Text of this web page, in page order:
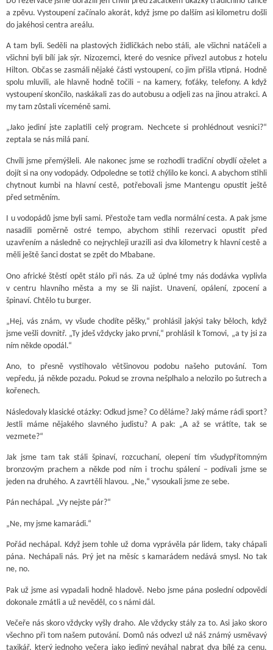
a zpěvu. Vystoupení začínalo akorát, když jsme po dalším asi kilometru došli
do jakéhosi centra areálu.
A tam byli. Seděli na plastových židličkách nebo stáli, ale všichni natáčeli a
všichni byli bílí jak sýr. Nizozemci, které do vesnice přivezl autobus z hotelu
Hilton. Občas se zasmáli nějaké části vystoupení, co jim přišla vtipná. Hodně
spolu mluvili, ale hlavně hodně točili – na kamery, foťáky, telefony. A když
vystoupení skončilo, naskákali zas do autobusu a odjeli zas na jinou atrakci. A
my tam zůstali víceméně sami.
„Jako jediní jste zaplatili celý program. Nechcete si prohlédnout vesnici?“
zeptala se nás milá paní.
Chvíli jsme přemýšleli. Ale nakonec jsme se rozhodli tradiční obydlí oželet a
dojít si na ony vodopády. Odpoledne se totiž chýlilo ke konci. A abychom stihli
chytnout kumbi na hlavní cestě, potřebovali jsme Mantengu opustit ještě
před setměním.
I u vodopádů jsme byli sami. Přestože tam vedla normální cesta. A pak jsme
nasadili poměrně ostré tempo, abychom stihli rezervaci opustit před
uzavřením a následně co nejrychleji urazili asi dva kilometry k hlavní cestě a
měli ještě šanci dostat se zpět do Mbabane.
Ono africké štěstí opět stálo při nás. Za už úplné tmy nás dodávka vyplivla
v centru hlavního města a my se šli najíst. Unavení, opálení, zpocení a
špinaví. Chtělo tu burger.
„Hej, vás znám, vy všude chodíte pěšky,“ prohlásil jakýsi taky běloch, když
jsme vešli dovnitř. „Ty jdeš vždycky jako první,“ prohlásil k Tomovi, „a ty jsi za
ním někde opodál.“
Ano, to přesně vystihovalo většinovou podobu našeho putování. Tom
vepředu, já někde pozadu. Pokud se zrovna nešplhalo a nelozilo po šutrech a
kořenech.
Následovaly klasické otázky: Odkud jsme? Co děláme? Jaký máme rádi sport?
Jestli máme nějakého slavného judistu? A pak: „A až se vrátíte, tak se
vezmete?“
Jak jsme tam tak stáli špinaví, rozcuchaní, olepení tím všudypřítomným
bronzovým prachem a někde pod ním i trochu spálení – podívali jsme se
jeden na druhého. A zavrtěli hlavou. „Ne,“ vysoukali jsme ze sebe.
Pán nechápal. „Vy nejste pár?“
„Ne, my jsme kamarádi.“
Pořád nechápal. Když jsem tohle už doma vyprávěla pár lidem, taky chápali
pána. Nechápali nás. Prý jet na měsíc s kamarádem nedává smysl. No tak
ne, no.
Pak už jsme asi vypadali hodně hladově. Nebo jsme pána poslední odpovědí
dokonale zmátli a už nevěděl, co s námi dál.
Večeře nás skoro vždycky vyšly draho. Ale vždycky stály za to. Asi jako skoro
všechno při tom našem putování. Domů nás odvezl už náš známý usměvavý
taxikář, který jednoho večera jako jediný neváhal nabrat dva bílé za cenu,